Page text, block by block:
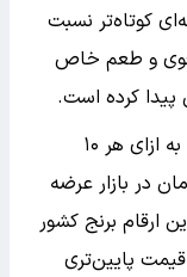
کوتاه‌تر نسبت
قوی و طعم خاص
پیدا کرده است.
همچنین، «برنج شیرودی گیلان آقای برنج» به ازای هر ۱۰
میلیون و ۶۴۵ هزار تومان در بازار عرضه
ارقام برنج کشور
پایین‌تری